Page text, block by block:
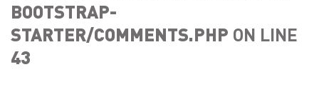
BOOTSTRAP-
STARTER/COMMENTS.PHP ON LINE
43